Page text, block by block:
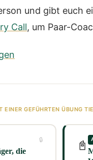
und gibt euch
Call, um Paar-
EINER GEFÜHRTEN ÜBUNG
die
🔒 📓